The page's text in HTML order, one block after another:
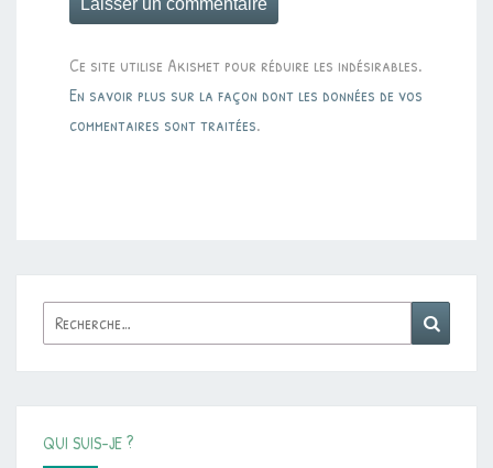
Ce site utilise Akismet pour réduire les indésirables.
En savoir plus sur la façon dont les données de vos
commentaires sont traitées.
Rechercher :
QUI SUIS-JE ?